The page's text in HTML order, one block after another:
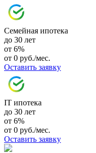
Семейная ипотека
до 30 лет
от 6%
от 0 руб./мес.
Оставить заявку
IT ипотека
до 30 лет
от 6%
от 0 руб./мес.
Оставить заявку